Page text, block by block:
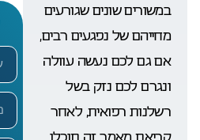
במשורים שונים שגורעים
מחייהם של נפגעים רבים,
אם גם לכם נעשה עוולה
ונגרם לכם נזק בשל
רשלנות רפואית, לאחר
קריאת מאמר זה תוכלו